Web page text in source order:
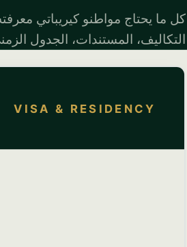
كل ما يحتاج مواطنو كيريباتي
التكاليف، المستندات، الجدول الزمني